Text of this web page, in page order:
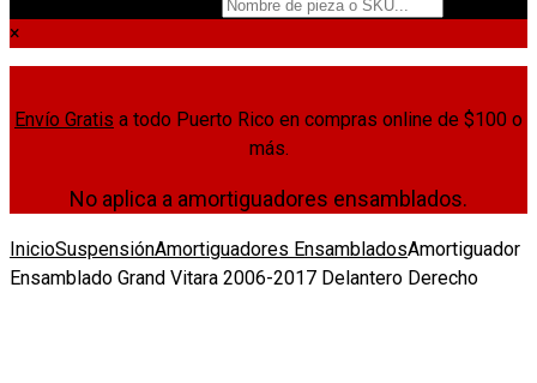
×
Envío Gratis a todo Puerto Rico en compras online de $100 o
más.
No aplica a amortiguadores ensamblados.
InicioSuspensiónAmortiguadores EnsambladosAmortiguador
Ensamblado Grand Vitara 2006-2017 Delantero Derecho